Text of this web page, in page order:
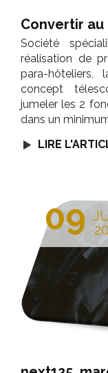
Convertir
Société
réalisation de
para-
concept
jumeler les 2
dans un
LIRE
09